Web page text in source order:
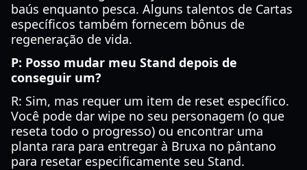
baús enquanto pesca. Alguns talentos de Cartas
específicos também fornecem bônus de
regeneração de vida.
P: Posso mudar meu Stand depois de
conseguir um?
R: Sim, mas requer um item de reset específico.
Você pode dar wipe no seu personagem (o que
reseta todo o progresso) ou encontrar uma
planta rara para entregar à Bruxa no pântano
para resetar especificamente seu Stand.